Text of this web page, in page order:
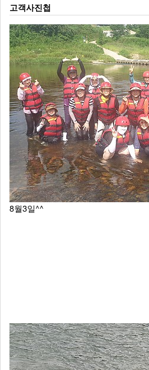
고객사진첩
8월3일^^